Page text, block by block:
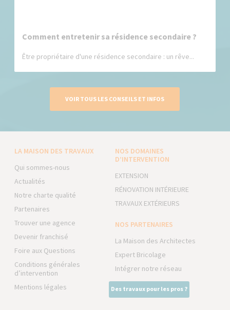
Comment entretenir sa résidence secondaire ?
Être propriétaire d'une résidence secondaire : un rêve...
VOIR TOUS LES CONSEILS ET INFOS
LA MAISON DES TRAVAUX
Qui sommes-nous
Actualités
Notre charte qualité
Partenaires
Trouver une agence
Devenir franchisé
Foire aux Questions
Conditions générales
d’intervention
Mentions légales
NOS DOMAINES
D’INTERVENTION
EXTENSION
RÉNOVATION INTÉRIEURE
TRAVAUX EXTÉRIEURS
NOS PARTENAIRES
La Maison des Architectes
Expert Bricolage
Intégrer notre réseau
Des travaux pour les pros ?